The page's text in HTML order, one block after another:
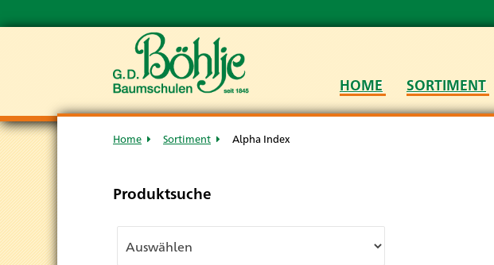
HOME SORTIMENT
Home Sortiment Alpha Index
Produktsuche